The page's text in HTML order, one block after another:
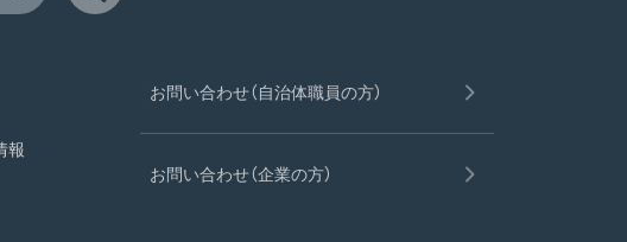
報
お問い合わせ（自治体職員の方）
お問い合わせ（企業の方）